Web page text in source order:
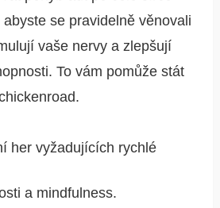
se pravidelně věnovali
vaše nervy a zlepšují
To vám pomůže stát
her vyžadujících rychlé
a mindfulness.